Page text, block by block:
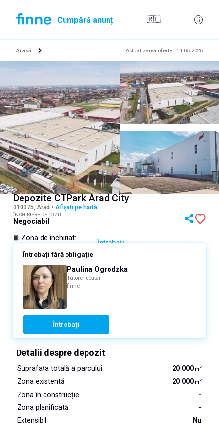
Cumpără anunț 🇷🇴
Acasă Actualizarea ofertei: 14.05.2026
Depozite CTPark Arad City
310375, Arad • Afișați pe hartă
ÎNCHIRIERE DEPOZIT
Negociabil
Zona de închiriat:
Întrebați
Întrebați fără obligație
Paulina Ogrodzka
Tutore locatar
finne
Întrebați
Detalii despre depozit
Suprafața totală a parcului 20 000 m2
Zona existentă 20 000 m2
Zona în construcție
-
Zona planificată
-
Extensibil
Nu